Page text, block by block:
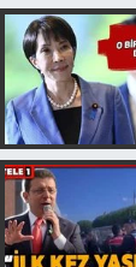
Yerel
Yerel
Canlı